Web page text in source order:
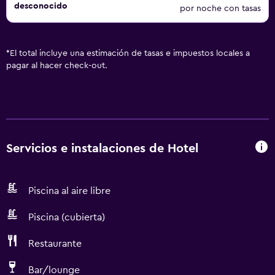
desconocido
por noche con tasas
* El total incluye una estimación de tasas e impuestos locales a
pagar al hacer check-out.
Servicios e instalaciones de Hotel
Piscina al aire libre
Piscina (cubierta)
Restaurante
Bar/lounge